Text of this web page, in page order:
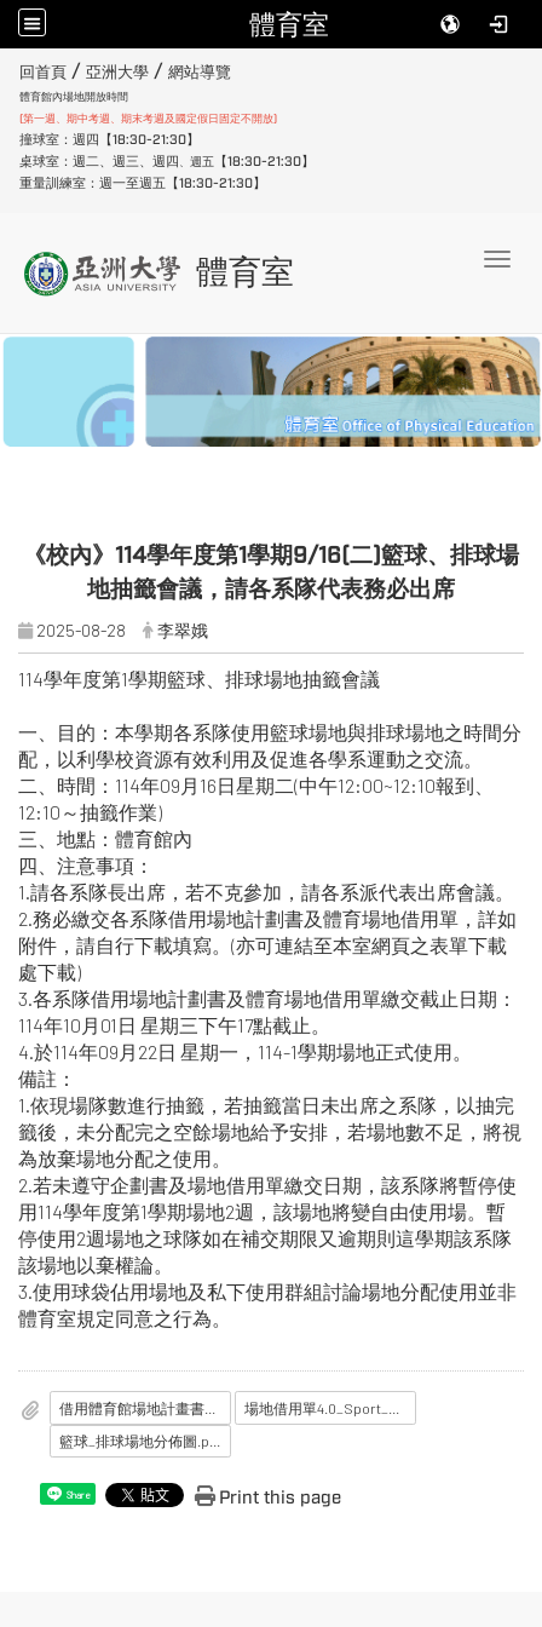
體育室
回首頁 / 亞洲大學 / 網站導覽
體育館內場地開放時間
(第一週、期中考週、期末考週及國定假日固定不開放)
撞球室：週四【18:30-21:30】
桌球室：週二、週三、週四、 週五
【18:30-21:30】
重量訓練室：週一至週五【18:30-21:30】
體育室
《校內》114學年度第1學期9/16(二)籃球、排球場
地抽籤會議，請各系隊代表務必出席
2025-08-28 李翠娥
114學年度第1學期籃球、排球場地抽籤會議
一、目的：本學期各系隊使用籃球場地與排球場地之時間分
配，以利學校資源有效利用及促進各學系運動之交流。
二、時間：114年09月16日星期二(中午12:00~12:10報到、
12:10～抽籤作業)
三、地點：體育館內
四、注意事項：
1.請各系隊長出席，若不克參加，請各系派代表出席會議。
2.務必繳交各系隊借用場地計劃書及體育場地借用單，詳如
附件，請自行下載填寫。(亦可連結至本室網頁之表單下載
處下載)
3.各系隊借用場地計劃書及體育場地借用單繳交截止日期：
114年10月01日 星期三下午17點截止。
4.於114年09月22日 星期一，114-1學期場地正式使用。
備註：
1.依現場隊數進行抽籤，若抽籤當日未出席之系隊，以抽完
籤後，未分配完之空餘場地給予安排，若場地數不足，將視
為放棄場地分配之使用。
2.若未遵守企劃書及場地借用單繳交日期，該系隊將暫停使
用114學年度第1學期場地2週，該場地將變自由使用場。暫
停使用2週場地之球隊如在補交期限又逾期則這學期該系隊
該場地以棄權論。
3.使用球袋佔用場地及私下使用群組討論場地分配使用並非
體育室規定同意之行為。
Share Print this page